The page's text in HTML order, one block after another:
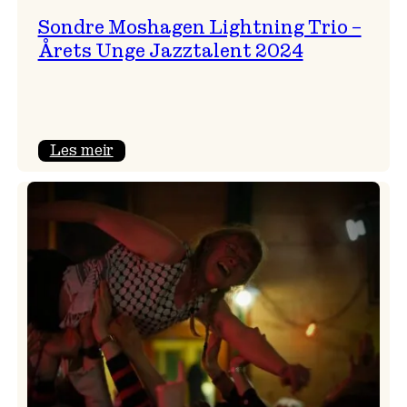
Sondre Moshagen Lightning Trio –
Årets Unge Jazztalent 2024
Les meir:
Lightning
Trio
–
Årets
Unge
Jazztalent
2024